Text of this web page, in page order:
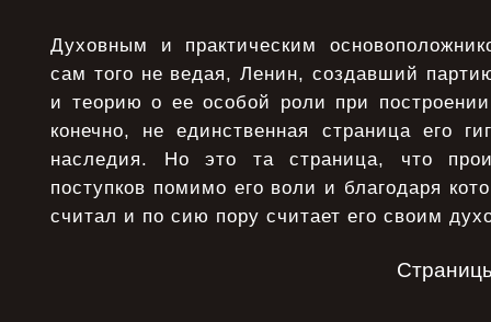
Духовным и практическим
сам того не ведая, Ленин, создавший
и теорию о ее особой роли при
конечно, не единственная страница его
наследия. Но это та страница, что
поступков помимо его воли и благодаря
считал и по сию пору считает его своим